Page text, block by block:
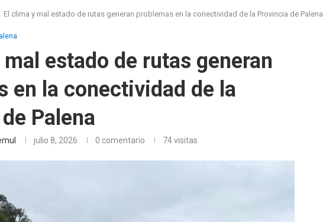
El clima y mal estado de rutas generan problemas en la conectividad de la Provincia de Palena
estado de rutas generan
en la conectividad de la
Palena
julio 8, 2026 0 comentario 74visitas